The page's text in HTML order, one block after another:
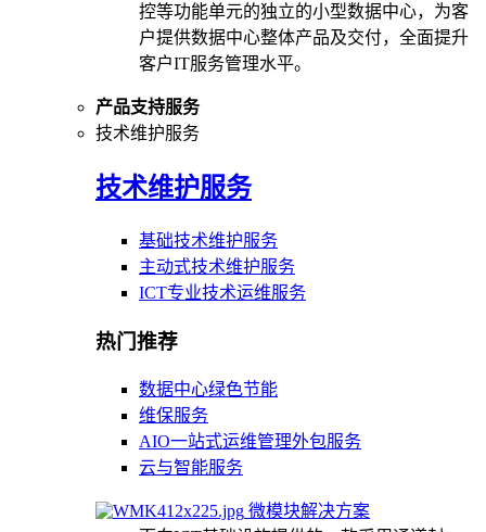
控等功能单元的独立的小型数据中心，为客
户提供数据中心整体产品及交付，全面提升
客户IT服务管理水平。
产品支持服务
技术维护服务
技术维护服务
基础技术维护服务
主动式技术维护服务
ICT专业技术运维服务
热门推荐
数据中心绿色节能
维保服务
AIO一站式运维管理外包服务
云与智能服务
微模块解决方案